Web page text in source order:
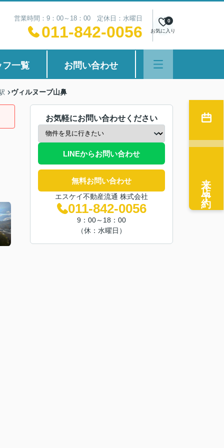
営業時間：9：00～18：00 定休日：水曜日
011-842-0056 お気に入り
0
フ一覧 お問い合わせ
ヴィルヌーブ山鼻
お気軽にお問い合わせください
LINEからお問い合わせ
無料お問い合わせ
エスケイ不動産流通 株式会社
011-842-0056
9：00～18：00
（休：水曜日）
来店予約